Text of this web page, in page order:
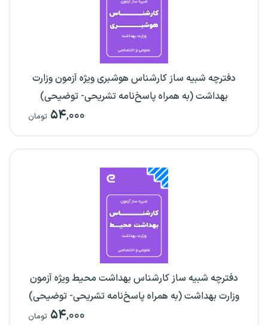
دفترچه شبیه ساز کارشناس هوشبری ویژه آزمون وزارت
بهداشت (به همراه پاسخ‌نامه تشریحی- توضیحی)
۵۴,۰۰۰ تومان
دفترچه شبیه ساز کارشناس بهداشت محیط ویژه آزمون
وزارت بهداشت (به همراه پاسخ‌نامه تشریحی- توضیحی)
۵۴,۰۰۰ تومان